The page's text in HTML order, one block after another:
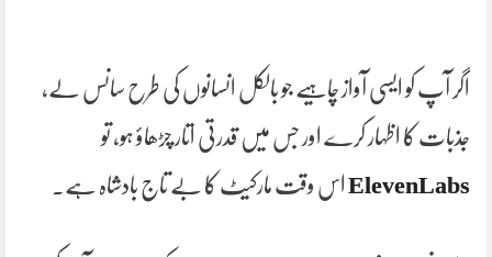
اگر آپ کو ایسی آواز چاہیے جو بالکل انسانوں کی طرح سانس لے،
جذبات کا اظہار کرے اور جس میں قدرتی اتار چڑھاؤ ہو، تو
ElevenLabs اس وقت مارکیٹ کا بے تاج بادشاہ ہے۔